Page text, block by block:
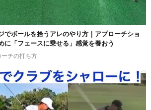
でボールを拾うアレのやり方｜アプローチショ
に「フェースに乗せる」感覚を養おう
ーチの打ち方